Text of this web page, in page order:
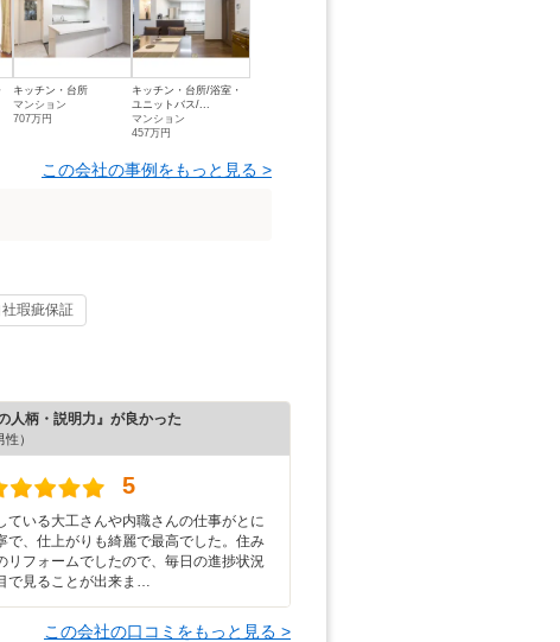
キッチン・台所
マンション
707万円
キッチン・台所/浴室・
ユニットバス/...
マンション
457万円
この会社の事例をもっと見る >
社瑕疵保証
人柄・説明力』が良かった
性）
5
ている大工さんや内職さんの仕事がとに
で、仕上がりも綺麗で最高でした。住み
リフォームでしたので、毎日の進捗状況
で見ることが出来ま…
この会社の口コミをもっと見る >